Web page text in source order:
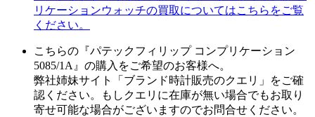
リケーションウォッチの買取についてはこちらをご覧
ください。
こちらの『パテックフィリップ コンプリケーション
5085/1A』の購入をご希望のお客様へ。
弊社姉妹サイト「ブランド時計販売のクエリ」をご確
認ください。もしクエリに在庫が無い場合でもお取り
寄せ可能な場合がございますのでお問合せください。